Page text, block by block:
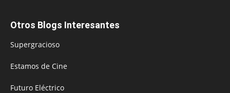
Otros Blogs Interesantes
Supergracioso
Estamos de Cine
Futuro Eléctrico